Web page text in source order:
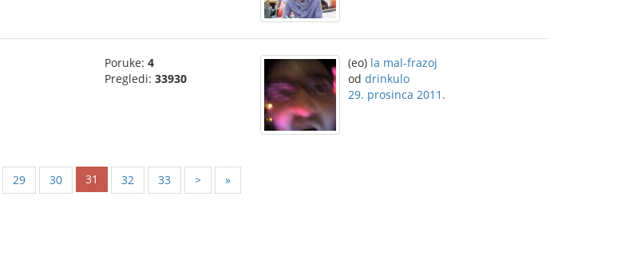
Poruke: 4
Pregledi: 33930
(eo) la mal-frazoj
od drinkulo
29. prosinca 2011.
29 30 31 32 33 > »